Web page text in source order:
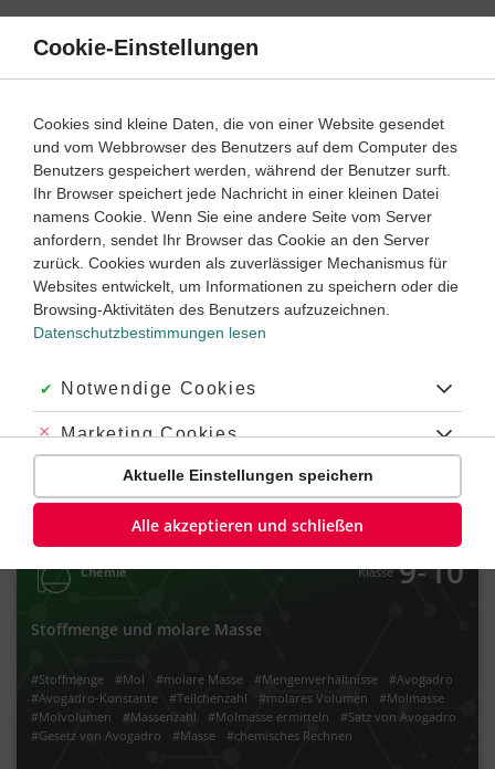
Direkt
Inhalt
Lernwege mit Erklär- und Anleitungsvideos
Chemie Klasse 9‐10
Konzentrationsangaben
#Volumenkonzentration
#Volumenanteil
#Stoffmenge
Übung
Video
2
Jetzt lernen
Chemie Klasse 9‐10
Stoffmenge und molare Masse
#Stoffmenge #Mol #molare Masse #Mengenverhältnisse
#Avogadro
#Avogadro-Konstante
#Teilchenzahl #molares Volumen
#Molmasse
#Molvolumen
#Massenzahl #Molmasse ermitteln
#Satz von Avogadro
#Gesetz von Avogadro
#Masse
#chemisches Rechnen
Cookie-Einstellungen
Cookies sind kleine Daten, die von einer Website gesendet
und vom Webbrowser des Benutzers auf dem Computer des
Benutzers gespeichert werden, während der Benutzer surft.
Ihr Browser speichert jede Nachricht in einer kleinen Datei
namens Cookie. Wenn Sie eine andere Seite vom Server
anfordern, sendet Ihr Browser das Cookie an den Server
zurück. Cookies wurden als zuverlässiger Mechanismus für
Websites entwickelt, um Informationen zu speichern oder die
Browsing-Aktivitäten des Benutzers aufzuzeichnen.
Datenschutzbestimmungen lesen
Akzeptiert:
Notwendige Cookies
Abgelehnt:
Marketing Cookies
Abgelehnt:
Personalisierungs-Cookies
Aktuelle Einstellungen speichern
Alle akzeptieren und schließen